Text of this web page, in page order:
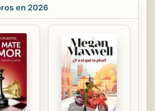
seductora, el tipo de voz que a un
hombre le gustaba oír junto a él en la
cama. Era una completa tortura para
Aidan tener que mirar a aquella
guapísima mujer sin poder dar rienda
suelta a su poder de seducción. No,
aquellas tres semanas no iban a
resultarle nada fáciles...
en 2026